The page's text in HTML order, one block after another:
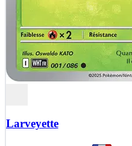
Larveyette